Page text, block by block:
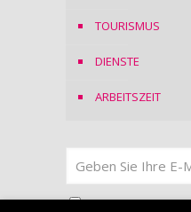
TOURISMUS
DIENSTE
ARBEITSZEIT
Ich stimmeder